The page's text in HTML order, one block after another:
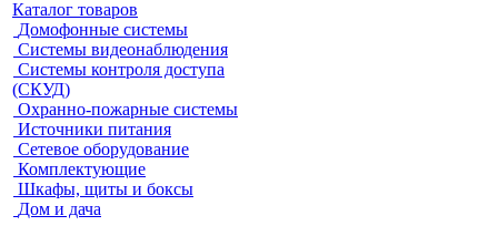
Каталог товаров
Домофонные системы
Системы видеонаблюдения
Системы контроля доступа
(СКУД)
Охранно-пожарные системы
Источники питания
Сетевое оборудование
Комплектующие
Шкафы, щиты и боксы
Дом и дача